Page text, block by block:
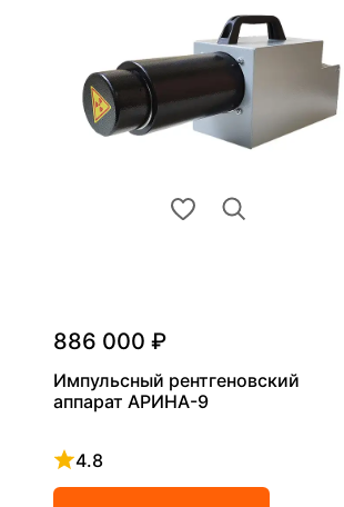
886 000 ₽
Импульсный рентгеновский
аппарат АРИНА-9
4.8
Рейтинг 4.8 из 5